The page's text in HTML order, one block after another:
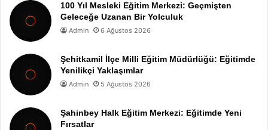
100 Yıl Mesleki Eğitim Merkezi: Geçmişten
Geleceğe Uzanan Bir Yolculuk
Admin 6 Ağustos 2026
Şehitkamil İlçe Milli Eğitim Müdürlüğü: Eğitimde
Yenilikçi Yaklaşımlar
Admin 5 Ağustos 2026
Şahinbey Halk Eğitim Merkezi: Eğitimde Yeni
Fırsatlar